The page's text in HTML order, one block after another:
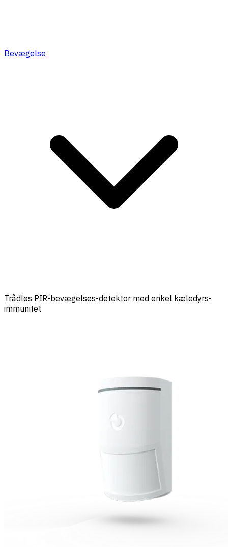
Bevægelse
Trådløs PIR-bevægelses-detektor med enkel kæledyrs-
immunitet